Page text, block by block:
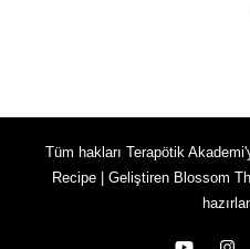
Tüm hakları Terapötik
Recipe | Geliştiren Blossom